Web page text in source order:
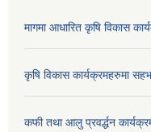
मागमा आधारित कृषि विकास
कृषि विकास कार्यक्रमहरुमा
कफी तथा आलु प्रवर्द्धन